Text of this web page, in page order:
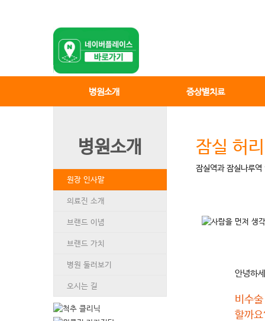
병원소개 증상별치료
병원소개
원장 인사말
의료진 소개
브랜드 이념
브랜드 가치
병원 둘러보기
오시는 길
잠실 허
잠실역과 잠실나루
안녕하
비수
할까